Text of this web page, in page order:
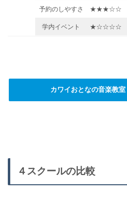
予約のしやすさ ★★★☆☆
学内イベント ★☆☆☆☆
カワイおとなの音楽教
４スクールの比較